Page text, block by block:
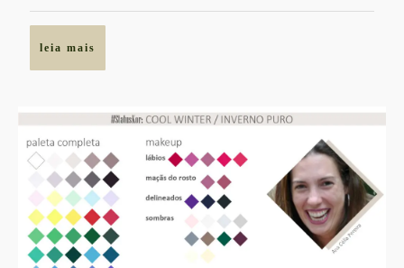
leia mais